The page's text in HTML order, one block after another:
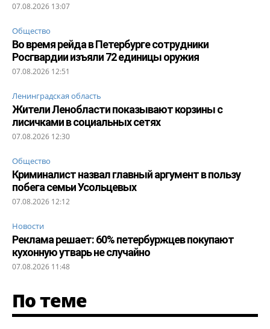
07.08.2026 13:07
Общество
Во время рейда в Петербурге сотрудники
Росгвардии изъяли 72 единицы оружия
07.08.2026 12:51
Ленинградская область
Жители Ленобласти показывают корзины с
лисичками в социальных сетях
07.08.2026 12:30
Общество
Криминалист назвал главный аргумент в пользу
побега семьи Усольцевых
07.08.2026 12:12
Новости
Реклама решает: 60% петербуржцев покупают
кухонную утварь не случайно
07.08.2026 11:48
По теме